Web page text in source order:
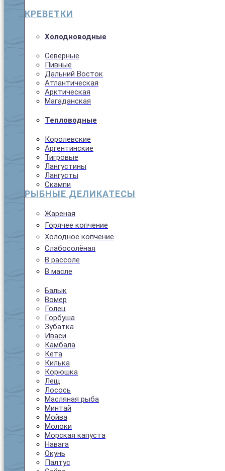
КРЕВЕТКИ
Холодноводные
Северные
Пивные
Дальний Восток
Атлантическая
Арктическая
Магаданская
Тепловодные
Королевские
Аргентинские
Тигровые
Лангустины
Лангусты
Скампи
РЫБНЫЕ ДЕЛИКАТЕСЫ
Жареная
Горячее копчение
Холодное копчение
Слабосолёная
В рассоле
В масле
Балык
Вомер
Голец
Горбуша
Зубатка
Иваси
Камбала
Кета
Килька
Корюшка
Лещ
Лосось
Масляная рыба
Минтай
Мойва
Молоки
Морская капуста
Навага
Окунь
Палтус